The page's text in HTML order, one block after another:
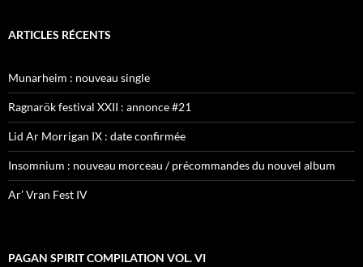
ARTICLES RÉCENTS
Munarheim : nouveau single
Ragnarök festival XXII : annonce #21
Lid Ar Morrigan IX : date confirmée
Insomnium : nouveau morceau / précommandes du nouvel album
Ar’ Vran Fest IV
PAGAN SPIRIT COMPILATION VOL. VI